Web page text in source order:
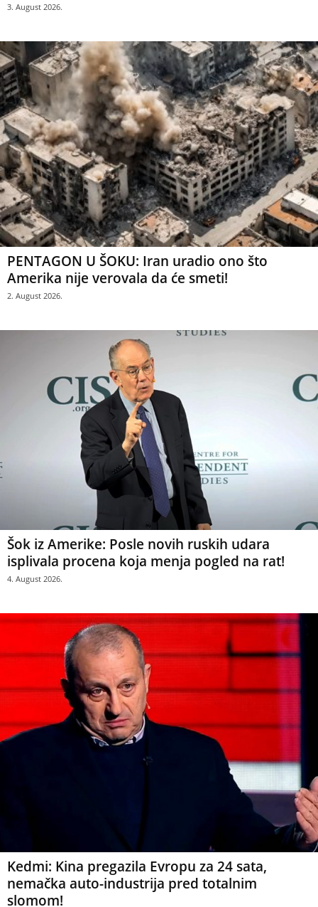
3. August 2026.
PENTAGON U ŠOKU: Iran uradio ono što
Amerika nije verovala da će smeti!
2. August 2026.
Šok iz Amerike: Posle novih ruskih udara
isplivala procena koja menja pogled na rat!
4. August 2026.
Kedmi: Kina pregazila Evropu za 24 sata,
nemačka auto-industrija pred totalnim
slomom!